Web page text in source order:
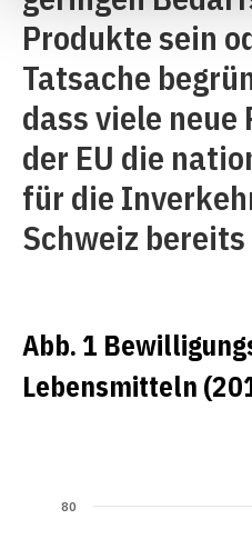
Produkte sein
Tatsache
dass viele neue
der EU die
für die
Schweiz
Abb. 1
Lebensmitteln
80